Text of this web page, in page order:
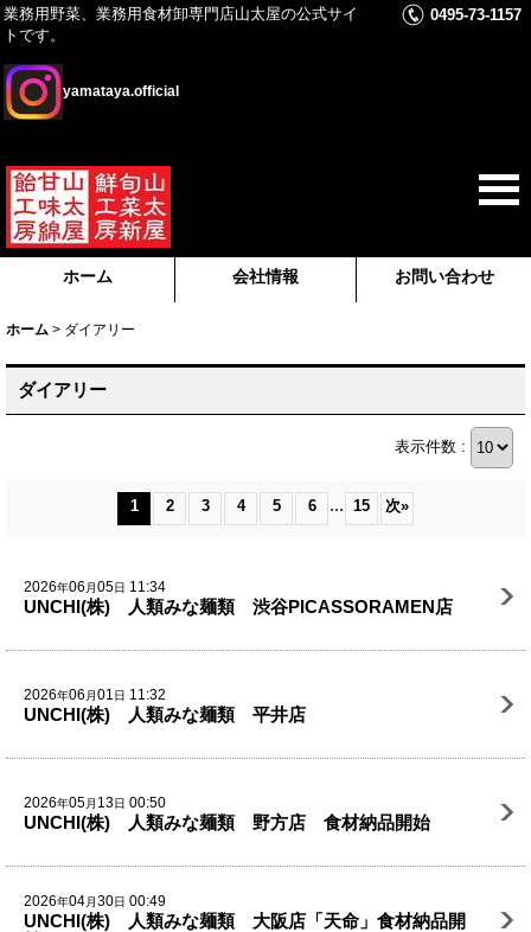
業務用野菜、業務用食材卸専門店山太屋の公式サイ
トです。
yamataya.official
0495-73-1157
ホーム 会社情報 お問い合わせ
ホーム > ダイアリー
ダイアリー
表示件数 :
1 2 3 4 5 6 ... 15 次»
2026年06月 05日 11:34
UNCHI(株) 人類みな麺類 渋谷PICASSORAMEN店
2026年06月 01 日 11:32
UNCHI(株) 人類みな麺類 平井店
2026年05月 13日 00:50
UNCHI(株) 人類みな麺類 野方店 食材納品開始
2026年04月 30日 00:49
UNCHI(株) 人類みな麺類 大阪店「天命」食材納品開